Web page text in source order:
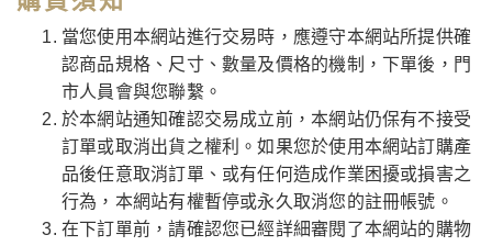
當您使用本網站進行交易時，應遵守本網站所提供確
認商品規格、尺寸、數量及價格的機制，下單後，門
市人員會與您聯繫。
於本網站通知確認交易成立前，本網站仍保有不接受
訂單或取消出貨之權利。如果您於使用本網站訂購產
品後任意取消訂單、或有任何造成作業困擾或損害之
行為，本網站有權暫停或永久取消您的註冊帳號。
在下訂單前，請確認您已經詳細審閱了本網站的購物